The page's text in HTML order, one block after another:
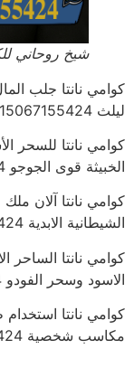
شيخ روحاني
كوامي نانتا جلب
ليلث 0015067155424
كوامي نانتا للسحر
الخبيثة قوى الجوجو 0015067155424
كوامي نانتا آلان
الشيطانية الابدية 0015067155424
كوامي نانتا الساحر
الاسود وسحر الفودو 0015067155424
كوامي نانتا
مكاسب شخصية 0015067155424